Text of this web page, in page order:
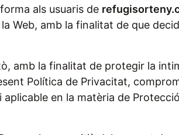
als usuaris de
Web, amb la finalitat de que
amb la finalitat de protegir la
Política de Privacitat,
en la matèria de